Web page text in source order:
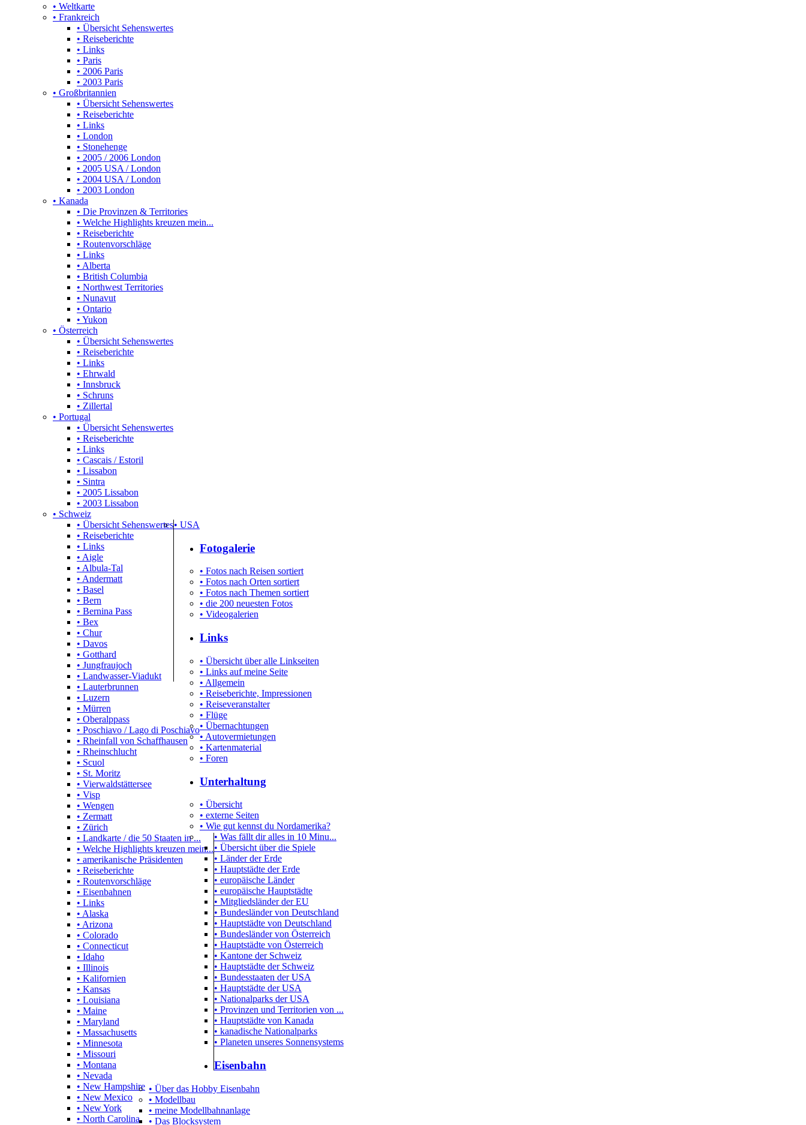
• Weltkarte
• Frankreich
• Übersicht Sehenswertes
• Reiseberichte
• Links
• Paris
• 2006 Paris
• 2003 Paris
• Großbritannien
• Übersicht Sehenswertes
• Reiseberichte
• Links
• London
• Stonehenge
• 2005 / 2006 London
• 2005 USA / London
• 2004 USA / London
• 2003 London
• Kanada
• Die Provinzen & Territories
• Welche Highlights kreuzen mein...
• Reiseberichte
• Routenvorschläge
• Links
• Alberta
• British Columbia
• Northwest Territories
• Nunavut
• Ontario
• Yukon
• Österreich
• Übersicht Sehenswertes
• Reiseberichte
• Links
• Ehrwald
• Innsbruck
• Schruns
• Zillertal
• Portugal
• Übersicht Sehenswertes
• Reiseberichte
• Links
• Cascais / Estoril
• Lissabon
• Sintra
• 2005 Lissabon
• 2003 Lissabon
• Schweiz
• Übersicht Sehenswertes
• Reiseberichte
• Links
• Aigle
• Albula-Tal
• Andermatt
• Basel
• Bern
• Bernina Pass
• Bex
• Chur
• Davos
• Gotthard
• Jungfraujoch
• Landwasser-Viadukt
• Lauterbrunnen
• Luzern
• Mürren
• Oberalppass
• Poschiavo / Lago di Poschiavo
• Rheinfall von Schaffhausen
• Rheinschlucht
• Scuol
• St. Moritz
• Vierwaldstättersee
• Visp
• Wengen
• Zermatt
• Zürich
• USA
• Landkarte / die 50 Staaten in ...
• Welche Highlights kreuzen mein...
• amerikanische Präsidenten
• Reiseberichte
• Routenvorschläge
• Eisenbahnen
• Links
• Alaska
• Arizona
• Colorado
• Connecticut
• Idaho
• Illinois
• Kalifornien
• Kansas
• Louisiana
• Maine
• Maryland
• Massachusetts
• Minnesota
• Missouri
• Montana
• Nevada
• New Hampshire
• New Mexico
• New York
• North Carolina
Fotogalerie
• Fotos nach Reisen sortiert
• Fotos nach Orten sortiert
• Fotos nach Themen sortiert
• die 200 neuesten Fotos
• Videogalerien
Links
• Übersicht über alle Linkseiten
• Links auf meine Seite
• Allgemein
• Reiseberichte, Impressionen
• Reiseveranstalter
• Flüge
• Übernachtungen
• Autovermietungen
• Kartenmaterial
• Foren
Unterhaltung
• Übersicht
• externe Seiten
• Wie gut kennst du Nordamerika?
• Was fällt dir alles in 10 Minu...
• Übersicht über die Spiele
• Länder der Erde
• Hauptstädte der Erde
• europäische Länder
• europäische Hauptstädte
• Mitgliedsländer der EU
• Bundesländer von Deutschland
• Hauptstädte von Deutschland
• Bundesländer von Österreich
• Hauptstädte von Österreich
• Kantone der Schweiz
• Hauptstädte der Schweiz
• Bundesstaaten der USA
• Hauptstädte der USA
• Nationalparks der USA
• Provinzen und Territorien von ...
• Hauptstädte von Kanada
• kanadische Nationalparks
• Planeten unseres Sonnensystems
Eisenbahn
• Über das Hobby Eisenbahn
• Modellbau
• meine Modellbahnanlage
• Das Blocksystem